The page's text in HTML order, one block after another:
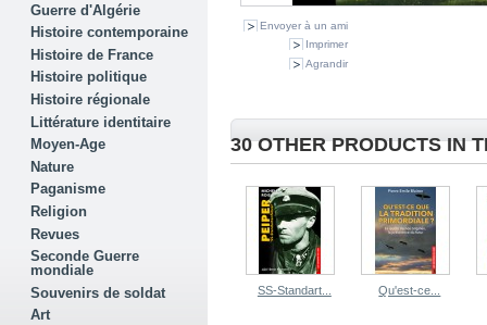
Guerre d'Algérie
Histoire contemporaine
Histoire de France
Histoire politique
Histoire régionale
Littérature identitaire
Moyen-Age
Nature
Paganisme
Religion
Revues
Seconde Guerre
mondiale
Souvenirs de soldat
Art
Envoyer à un ami
Imprimer
Agrandir
30 OTHER PRODUCTS IN
SS-Standart... Qu'est-ce...